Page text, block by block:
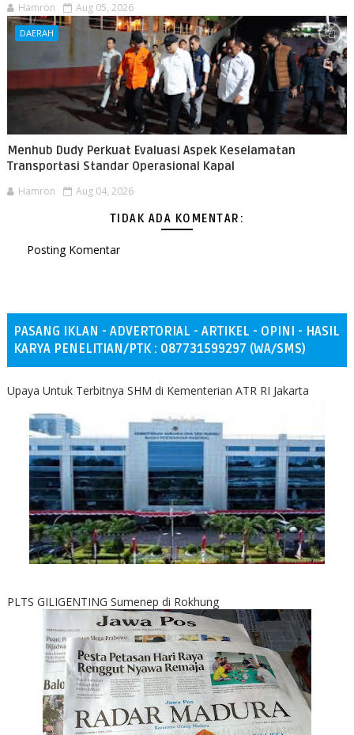
Hamron Aug 05, 2026
DAERAH
Menhub Dudy Perkuat Evaluasi Aspek Keselamatan
Transportasi Standar Operasional Kapal
Hamron Aug 04, 2026
TIDAK ADA KOMENTAR:
Posting Komentar
PASANG IKLAN - ADVERTORIAL - ARTIKEL - OPINI - HASIL
KARYA PENELITIAN/PTK : 087731599297 (WA/SMS)
Upaya Untuk Terbitnya SHM di Kementerian ATR RI Jakarta
PLTS GILIGENTING Sumenep di Rokhung